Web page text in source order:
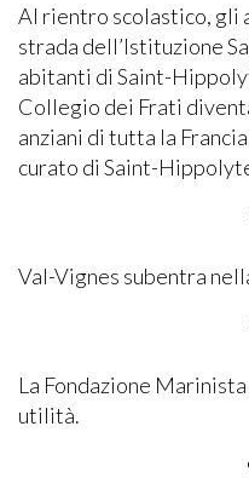
Al rientro scolastico, gli
strada dell’Istituzione
abitanti di Saint-
Collegio dei Frati
anziani di tutta la
curato di Saint-
Val-Vignes subentra
La Fondazione
utilità.